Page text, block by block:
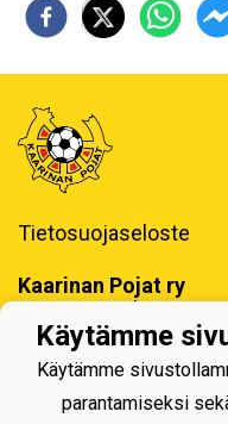
Tietosuojaseloste
Kaarinan Pojat ry
Erotuomarinkatu 4,
toimisto@kaapo.fi
y-tunnus: 1006858-6
Käytämme
Käytämme
parantamiseksi